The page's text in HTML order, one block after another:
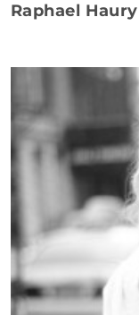
Raphael Haury